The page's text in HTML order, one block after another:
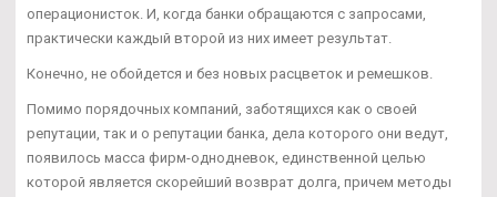
операционисток. И, когда банки обращаются с запросами,
практически каждый второй из них имеет результат.
Конечно, не обойдется и без новых расцветок и ремешков.
Помимо порядочных компаний, заботящихся как о своей
репутации, так и о репутации банка, дела которого они ведут,
появилось масса фирм-однодневок, единственной целью
которой является скорейший возврат долга, причем методы